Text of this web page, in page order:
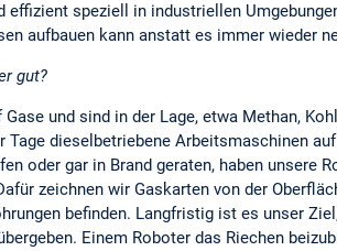
effizient speziell in industriellen
aufbauen kann anstatt es immer wieder
gut?
und sind in der Lage, etwa Methan,
Tage dieselbetriebene Arbeitsmaschinen
oder gar in Brand geraten, haben unsere
zeichnen wir Gaskarten von der
befinden. Langfristig ist es unser
Einem Roboter das Riechen